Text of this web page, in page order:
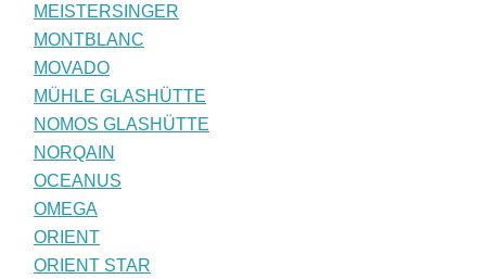
MEISTERSINGER
MONTBLANC
MOVADO
MÜHLE GLASHÜTTE
NOMOS GLASHÜTTE
NORQAIN
OCEANUS
OMEGA
ORIENT
ORIENT STAR